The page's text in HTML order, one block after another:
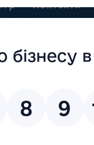
Контакти
Державні